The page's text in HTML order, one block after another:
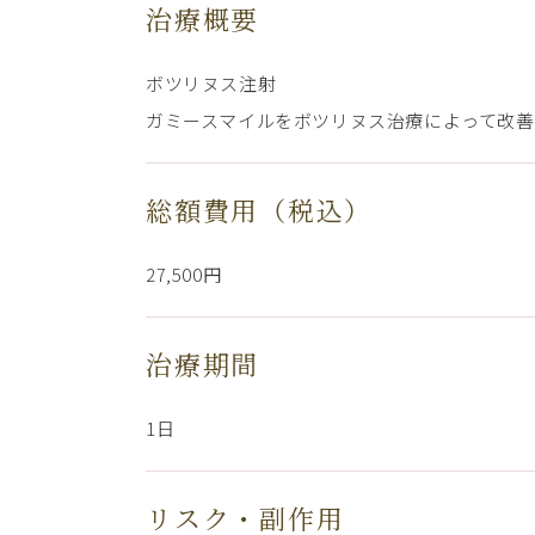
治療概要
ボツリヌス注射
ガミースマイルをボツリヌス治療によって改善
総額費用（税込）
27,500円
治療期間
1日
リスク・副作用